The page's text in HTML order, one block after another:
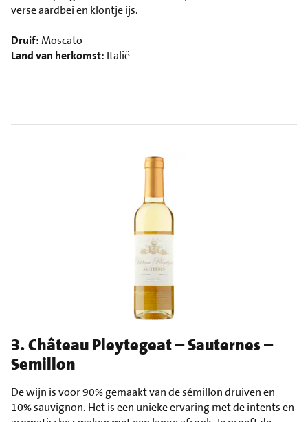
verse aardbei en klontje ijs.
Druif:Moscato
Land van herkomst: Italië
3. Château Pleytegeat – Sauternes –
Semillon
De wijn is voor 90% gemaakt van de sémillon druiven en
10% sauvignon. Het is een unieke ervaring met de intents en